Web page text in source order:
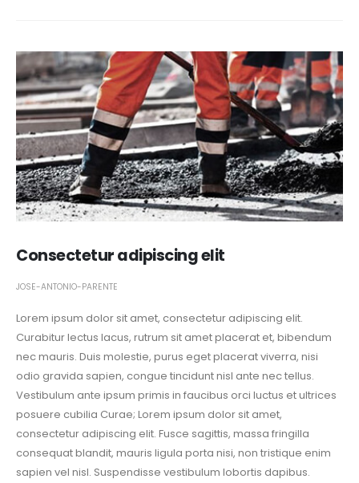
Consectetur adipiscing elit
JOSE-ANTONIO-PARENTE
Lorem ipsum dolor sit amet, consectetur adipiscing elit.
Curabitur lectus lacus, rutrum sit amet placerat et, bibendum
nec mauris. Duis molestie, purus eget placerat viverra, nisi
odio gravida sapien, congue tincidunt nisl ante nec tellus.
Vestibulum ante ipsum primis in faucibus orci luctus et ultrices
posuere cubilia Curae; Lorem ipsum dolor sit amet,
consectetur adipiscing elit. Fusce sagittis, massa fringilla
consequat blandit, mauris ligula porta nisi, non tristique enim
sapien vel nisl. Suspendisse vestibulum lobortis dapibus.